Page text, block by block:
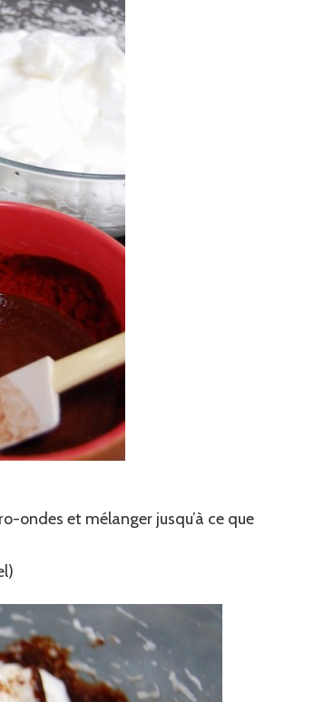
ondes et mélanger jusqu’à ce que